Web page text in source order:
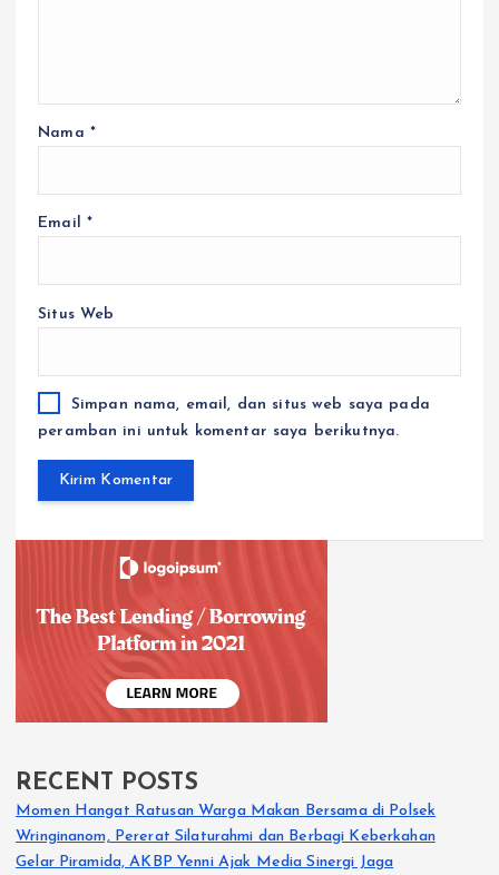
Nama *
Email *
Situs Web
Simpan nama, email, dan situs web saya pada
peramban ini untuk komentar saya berikutnya.
RECENT POSTS
Momen Hangat Ratusan Warga Makan Bersama di Polsek
Wringinanom, Pererat Silaturahmi dan Berbagi Keberkahan
Gelar Piramida, AKBP Yenni Ajak Media Sinergi Jaga